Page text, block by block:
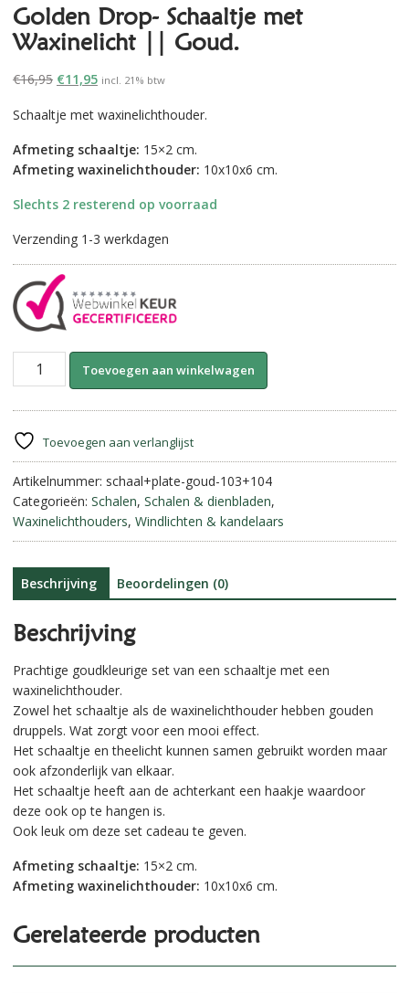
Golden Drop- Schaaltje met
Waxinelicht || Goud.
€16,95 Oorspronkelijke
was:
€11,95Huidige
is:
incl. 21% btw
Schaaltje met waxinelichthouder.
Afmeting schaaltje: 15×2 cm.
Afmeting waxinelichthouder: 10x10x6 cm.
Slechts 2 resterend op voorraad
Verzending 1-3 werkdagen
Golden
Drop-
Waxinelicht
||
Goud.
aantal
Toevoegen aan winkelwagen
n
a
t
i
v
Toevoegen aan verlanglijst
Artikelnummer: schaal+plate-goud-103+104
Categorieën: Schalen, Schalen & dienbladen,
Waxinelichthouders, Windlichten & kandelaars
Beschrijving Beoordelingen (0)
Beschrijving
Prachtige goudkleurige set van een schaaltje met een
waxinelichthouder.
Zowel het schaaltje als de waxinelichthouder hebben gouden
druppels. Wat zorgt voor een mooi effect.
Het schaaltje en theelicht kunnen samen gebruikt worden maar
ook afzonderlijk van elkaar.
Het schaaltje heeft aan de achterkant een haakje waardoor
deze ook op te hangen is.
Ook leuk om deze set cadeau te geven.
Afmeting schaaltje: 15×2 cm.
Afmeting waxinelichthouder: 10x10x6 cm.
Gerelateerde producten